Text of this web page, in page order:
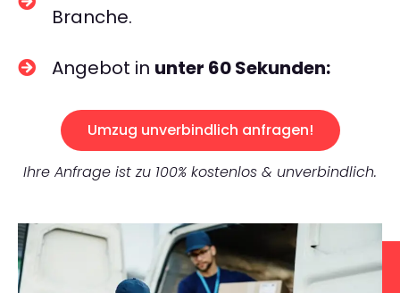
Branche.
Angebot in unter 60 Sekunden:
Umzug unverbindlich anfragen!
Ihre Anfrage ist zu 100% kostenlos & unverbindlich.